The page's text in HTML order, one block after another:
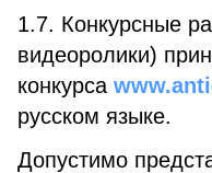
1.7. Конкурсные
видеоролики)
конкурса
русском языке.
Допустимо